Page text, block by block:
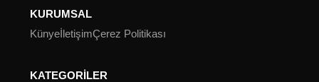
KURUMSAL
KünyeİletişimÇerez Politikası
KATEGORİLER